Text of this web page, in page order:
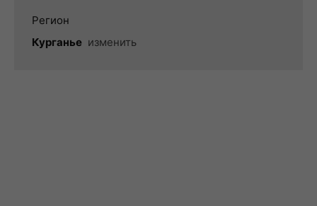
Регион
Курганье изменить